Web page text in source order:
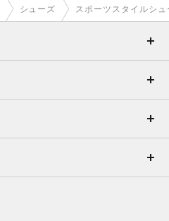
シューズ スポーツスタイルシュ